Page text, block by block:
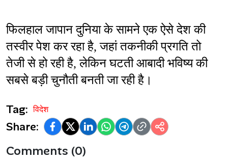
फिलहाल जापान दुनिया के सामने एक ऐसे देश की
तस्वीर पेश कर रहा है, जहां तकनीकी प्रगति तो
तेजी से हो रही है, लेकिन घटती आबादी भविष्य की
सबसे बड़ी चुनौती बनती जा रही है।
Tag: विदेश
Share:
Comments (0)